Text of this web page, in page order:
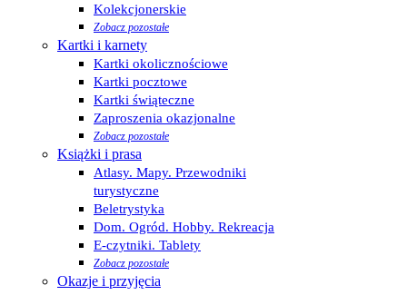
Kolekcjonerskie
Zobacz pozostałe
Kartki i karnety
Kartki okolicznościowe
Kartki pocztowe
Kartki świąteczne
Zaproszenia okazjonalne
Zobacz pozostałe
Książki i prasa
Atlasy. Mapy. Przewodniki
turystyczne
Beletrystyka
Dom. Ogród. Hobby. Rekreacja
E-czytniki. Tablety
Zobacz pozostałe
Okazje i przyjęcia